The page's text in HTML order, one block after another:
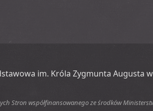
im. Króla Zygmunta Augusta
Stron współfinansowanego ze środków